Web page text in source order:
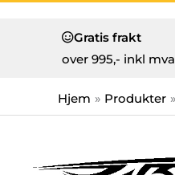
Gratis frakt
over 995,- inkl mva
Hjem Produkter